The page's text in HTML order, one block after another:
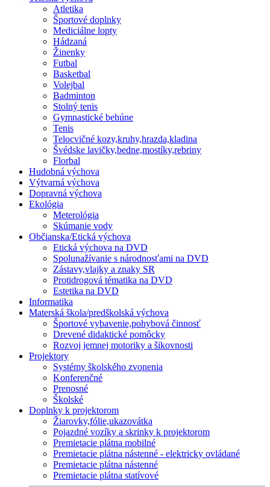
Atletika
Športové doplnky
Mediciálne lopty
Hádzaná
Žinenky
Futbal
Basketbal
Volejbal
Badminton
Stolný tenis
Gymnastické behúne
Tenis
Telocvičné kozy,kruhy,hrazda,kladina
Švédske lavičky,bedne,mostíky,rebriny
Florbal
Hudobná výchova
Výtvarná výchova
Dopravná výchova
Ekológia
Meterológia
Skúmanie vody
Občianska/Etická výchova
Etická výchova na DVD
Spolunažívanie s národnosťami na DVD
Zástavy,vlajky a znaky SR
Protidrogová tématika na DVD
Estetika na DVD
Informatika
Materská škola/predškolská výchova
Športové vybavenie,pohybová činnosť
Drevené didaktické pomôcky
Rozvoj jemnej motoriky a šikovnosti
Projektory
Systémy školského zvonenia
Konferenčné
Prenosné
Školské
Doplnky k projektorom
Žiarovky,fólie,ukazovátka
Pojazdné vozíky a skrinky k projektorom
Premietacie plátna mobilné
Premietacie plátna nástenné - elektricky ovládané
Premietacie plátna nástenné
Premietacie plátna statívové